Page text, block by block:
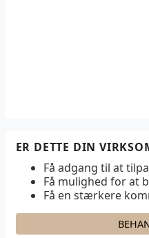
ER DETTE DIN
Få adgang til at
Få mulighed for at
Få en stærkere